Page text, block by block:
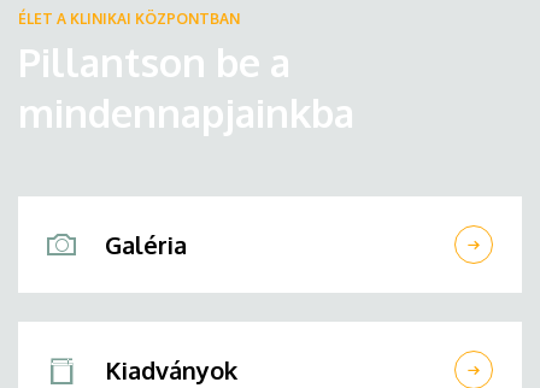
ÉLET A KLINIKAI KÖZPONTBAN
Pillantson be a
mindennapjainkba
Galéria
Kiadványok